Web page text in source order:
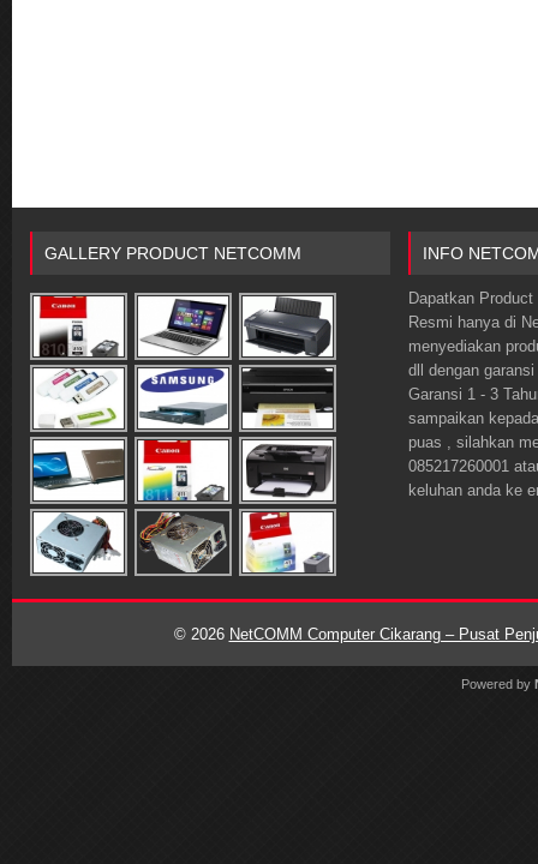
GALLERY PRODUCT NETCOMM INFO
Dapatkan
Resmi hanya di
menyediakan
dll dengan
Garansi 1 - 3
sampaikan
puas , silahkan
085217260001
keluhan anda ke
© 2026 NetCOMM Computer Cikarang – Pusat
Powered by